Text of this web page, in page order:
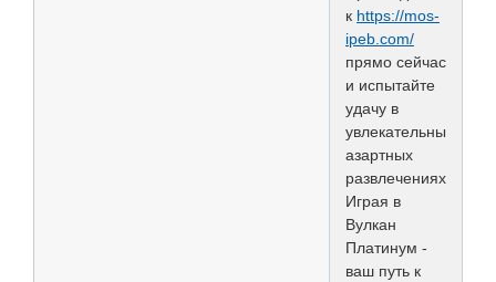
к https://mos-
ipeb.com/
прямо сейчас
и испытайте
удачу в
увлекательных
азартных
развлечениях.
Играя в
Вулкан
Платинум -
ваш путь к